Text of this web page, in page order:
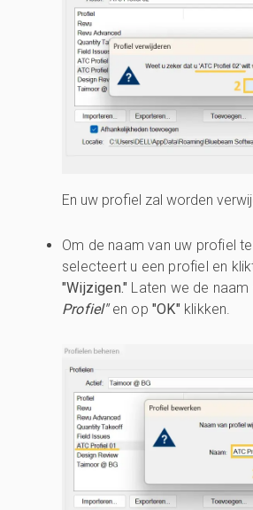
En uw profiel zal worden
Om de naam van uw profiel
selecteert u een profiel en
"Wijzigen." Laten we de
Profiel"en op "OK" klikken.